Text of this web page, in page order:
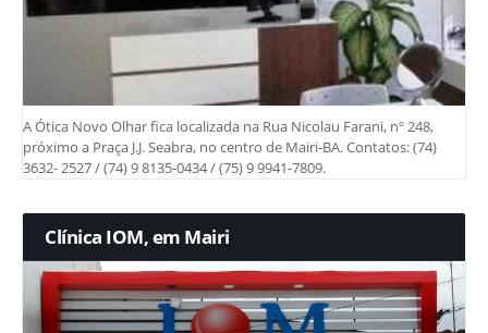
A Ótica Novo Olhar fica localizada na Rua Nicolau Farani, nº 248,
próximo a Praça J.J. Seabra, no centro de Mairi-BA. Contatos: (74)
3632- 2527 / (74) 9 8135-0434 / (75) 9 9941-7809.
Clínica IOM, em Mairi